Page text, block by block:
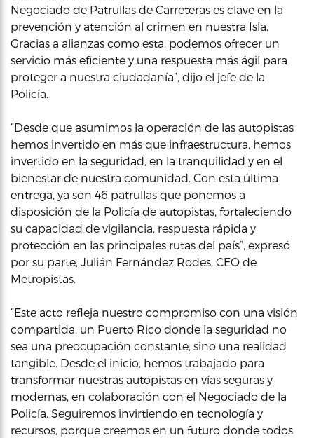
Negociado de Patrullas de Carreteras es clave en la
prevención y atención al crimen en nuestra Isla.
Gracias a alianzas como esta, podemos ofrecer un
servicio más eficiente y una respuesta más ágil para
proteger a nuestra ciudadanía”, dijo el jefe de la
Policía.
“Desde que asumimos la operación de las autopistas
hemos invertido en más que infraestructura, hemos
invertido en la seguridad, en la tranquilidad y en el
bienestar de nuestra comunidad. Con esta última
entrega, ya son 46 patrullas que ponemos a
disposición de la Policía de autopistas, fortaleciendo
su capacidad de vigilancia, respuesta rápida y
protección en las principales rutas del país”, expresó
por su parte, Julián Fernández Rodes, CEO de
Metropistas.
“Este acto refleja nuestro compromiso con una visión
compartida, un Puerto Rico donde la seguridad no
sea una preocupación constante, sino una realidad
tangible. Desde el inicio, hemos trabajado para
transformar nuestras autopistas en vías seguras y
modernas, en colaboración con el Negociado de la
Policía. Seguiremos invirtiendo en tecnología y
recursos, porque creemos en un futuro donde todos